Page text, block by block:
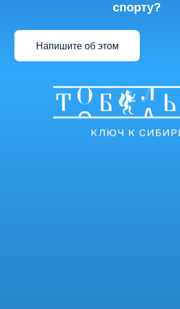
спорту?
Напишите об этом